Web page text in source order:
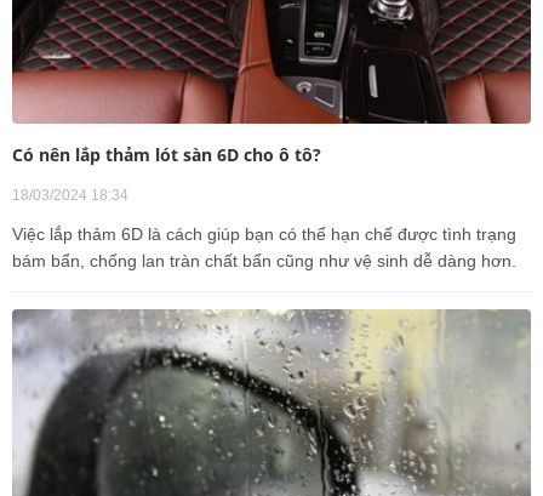
Có nên lắp thảm lót sàn 6D cho ô tô?
18/03/2024 18:34
Việc lắp thảm 6D là cách giúp bạn có thể hạn chế được tình trạng
bám bẩn, chống lan tràn chất bẩn cũng như vệ sinh dễ dàng hơn.